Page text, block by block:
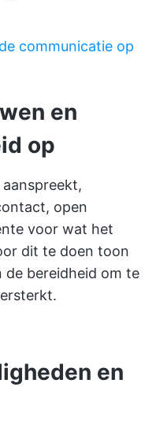
communicatie op
en
op
open
voor wat het
dit te doen toon
de bereidheid om te
en